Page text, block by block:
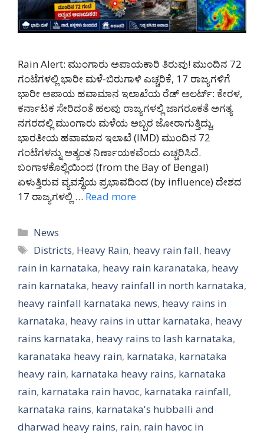
Rain Alert: ಮುಂಗಾರು ಅಪಾಯಕಾರಿ ತಿರುವು! ಮುಂದಿನ 72
ಗಂಟೆಗಳಲ್ಲಿ ಭಾರೀ ಮಳೆ-ಬಿರುಗಾಳಿ ಎಚ್ಚರಿಕೆ, 17 ರಾಜ್ಯಗಳಿಗೆ
ಭಾರೀ ಅಪಾಯ ಹವಾಮಾನ ಇಲಾಖೆಯ ರೆಡ್ ಅಲರ್ಟ್: ಕೇರಳ,
ಕರ್ನಾಟಕ ಸೇರಿದಂತೆ ಹಲವು ರಾಜ್ಯಗಳಲ್ಲಿ ಜಾಗರೂಕತೆ ಅಗತ್ಯ
ನಗರದಲ್ಲಿ ಮುಂಗಾರು ಮಳೆಯ ಅಬ್ಬರ ಜೋರಾಗುತ್ತಿದ್ದು,
ಭಾರತೀಯ ಹವಾಮಾನ ಇಲಾಖೆ (IMD) ಮುಂದಿನ 72
ಗಂಟೆಗಳನ್ನು ಅತ್ಯಂತ ನಿರ್ಣಾಯಕವೆಂದು ಎಚ್ಚರಿಸಿದೆ.
ಬಂಗಾಳಕೊಲ್ಲಿಯಿಂದ (from the Bay of Bengal)
ಏಳುತ್ತಿರುವ ವ್ಯವಸ್ಥೆಯ ಪ್ರಭಾವದಿಂದ (by influence) ದೇಶದ
17 ರಾಜ್ಯಗಳಲ್ಲಿ … Read more
Categories
News
Tags
Districts, Heavy Rain, heavy rain fall, heavy
rain in karnataka, heavy rain karanataka, heavy
rain karnataka, heavy rainfall in north karnataka,
heavy rainfall karnataka news, heavy rains in
karnataka, heavy rains in uttar karnataka, heavy
rains karnataka, heavy rains to lash karnataka,
karanataka heavy rain, karnataka, karnataka
heavy rain, karnataka heavy rains, karnataka
rain, karnataka rain havoc, karnataka rainfall,
karnataka rains, karnataka's hubballi and
dharwad heavy rains, rain, rain havoc in